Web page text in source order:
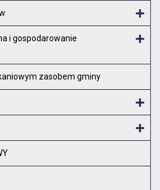
i gospodarowanie
zasobem gminy